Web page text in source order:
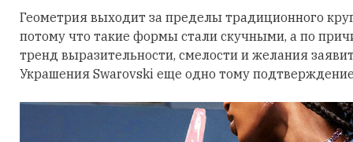
Геометрия выходит за пределы традиционного
потому что такие формы стали скучными, а по
тренд выразительности, смелости и желания
Украшения Swarovski еще одно тому